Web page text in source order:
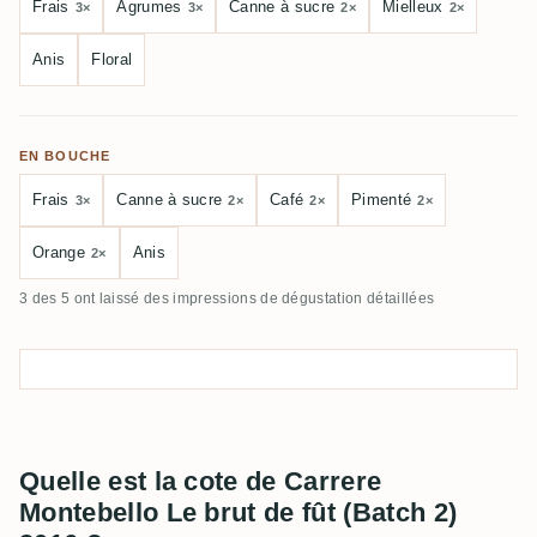
Frais 3× Agrumes 3× Canne à sucre 2× Mielleux 2×
Anis Floral
EN BOUCHE
Frais 3× Canne à sucre 2× Café 2× Pimenté 2×
Orange 2× Anis
3 des 5 ont laissé des impressions de dégustation détaillées
Quelle est la cote de Carrere
Montebello Le brut de fût (Batch 2)